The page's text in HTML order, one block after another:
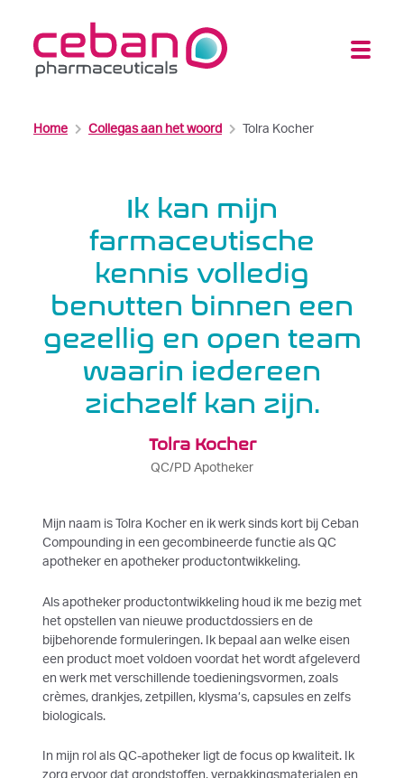
Home Collegas aan het woord Tolra Kocher
Ik kan mijn
farmaceutische
kennis volledig
benutten binnen een
gezellig en open team
waarin iedereen
zichzelf kan zijn.
Tolra Kocher
QC/PD Apotheker
Mijn naam is Tolra Kocher en ik werk sinds kort bij Ceban
Compounding in een gecombineerde functie als QC
apotheker en apotheker productontwikkeling.
Als apotheker productontwikkeling houd ik me bezig met
het opstellen van nieuwe productdossiers en de
bijbehorende formuleringen. Ik bepaal aan welke eisen
een product moet voldoen voordat het wordt afgeleverd
en werk met verschillende toedieningsvormen, zoals
crèmes, drankjes, zetpillen, klysma’s, capsules en zelfs
biologicals.
In mijn rol als QC-apotheker ligt de focus op kwaliteit. Ik